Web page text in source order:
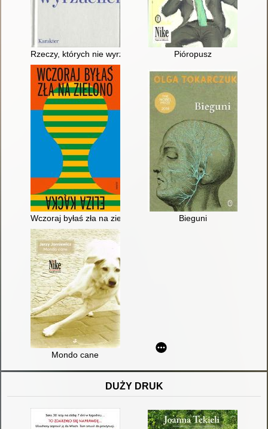
Rzeczy, których nie wyrzuciłem Pióropusz
Wczoraj byłaś zła na zielono Bieguni
Mondo cane
DUŻY DRUK